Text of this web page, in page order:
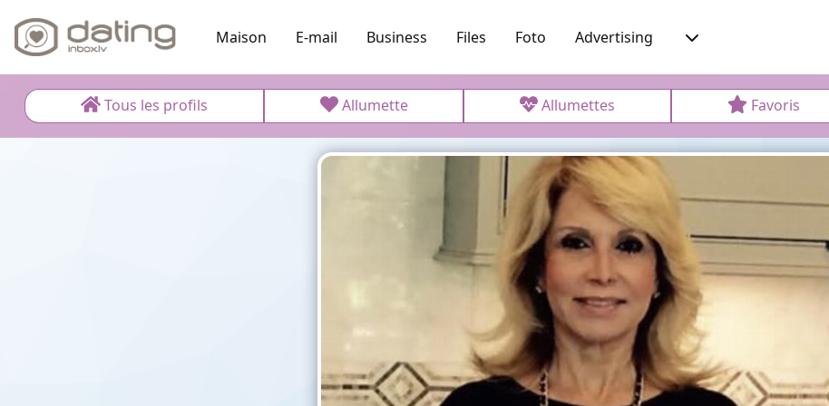
Maison E-mail Business Files Foto Advertising
Tous les profils Allumette Allumettes Favoris